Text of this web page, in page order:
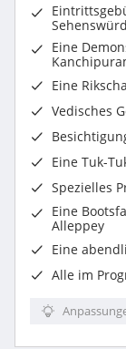
Eine
Eine
Vedisches
Eine Tuk-
Spezielles
Eine
Alleppey
Eine
Alle im